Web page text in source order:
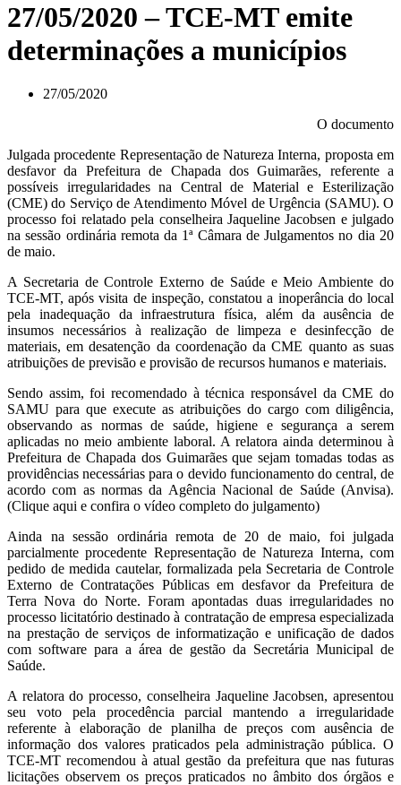
27/05/2020 – TCE-MT emite
determinações a municípios
27/05/2020
O documento
Julgada procedente Representação de Natureza Interna, proposta em
desfavor da Prefeitura de Chapada dos Guimarães, referente a
possíveis irregularidades na Central de Material e Esterilização
(CME) do Serviço de Atendimento Móvel de Urgência (SAMU). O
processo foi relatado pela conselheira Jaqueline Jacobsen e julgado
na sessão ordinária remota da 1ª Câmara de Julgamentos no dia 20
de maio.
A Secretaria de Controle Externo de Saúde e Meio Ambiente do
TCE-MT, após visita de inspeção, constatou a inoperância do local
pela inadequação da infraestrutura física, além da ausência de
insumos necessários à realização de limpeza e desinfecção de
materiais, em desatenção da coordenação da CME quanto as suas
atribuições de previsão e provisão de recursos humanos e materiais.
Sendo assim, foi recomendado à técnica responsável da CME do
SAMU para que execute as atribuições do cargo com diligência,
observando as normas de saúde, higiene e segurança a serem
aplicadas no meio ambiente laboral. A relatora ainda determinou à
Prefeitura de Chapada dos Guimarães que sejam tomadas todas as
providências necessárias para o devido funcionamento do central, de
acordo com as normas da Agência Nacional de Saúde (Anvisa).
(Clique aqui e confira o vídeo completo do julgamento)
Ainda na sessão ordinária remota de 20 de maio, foi julgada
parcialmente procedente Representação de Natureza Interna, com
pedido de medida cautelar, formalizada pela Secretaria de Controle
Externo de Contratações Públicas em desfavor da Prefeitura de
Terra Nova do Norte. Foram apontadas duas irregularidades no
processo licitatório destinado à contratação de empresa especializada
na prestação de serviços de informatização e unificação de dados
com software para a área de gestão da Secretária Municipal de
Saúde.
A relatora do processo, conselheira Jaqueline Jacobsen, apresentou
seu voto pela procedência parcial mantendo a irregularidade
referente à elaboração de planilha de preços com ausência de
informação dos valores praticados pela administração pública. O
TCE-MT recomendou à atual gestão da prefeitura que nas futuras
licitações observem os preços praticados no âmbito dos órgãos e